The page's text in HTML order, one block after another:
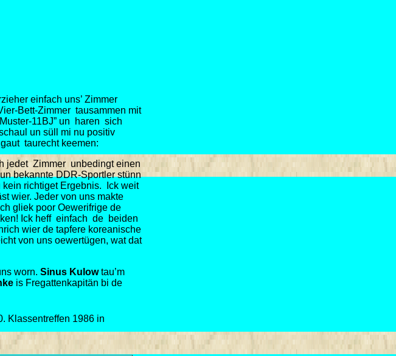
einfach uns’ Zimmer
Bett-Zimmer tausammen mit
11BJ” un haren sich
un süll mi nu positiv
taurecht keemen:
jedet Zimmer unbedingt einen
bekannte DDR-Sportler stünn
kein richtiget Ergebnis. Ick weit
wier. Jeder von uns makte
gliek poor Oewerifrige de
Ick heff einfach de beiden
wier de tapfere koreanische
von uns oewertügen, wat dat
worn. Sinus Kulowtau’m
is Fregattenkapitän bi de
Klassentreffen 1986 in